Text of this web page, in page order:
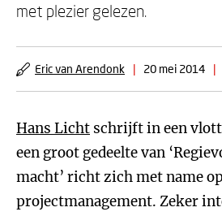
met plezier gelezen.
Eric van Arendonk | 20 mei 2014 |
Hans Licht schrijft in een
een groot gedeelte van
macht’ richt zich met name op
projectmanagement. Zeker